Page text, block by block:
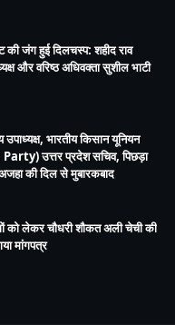
की जंग हुई दिलचस्प: शहीद राव
और वरिष्ठ अधिवक्ता सुशील भाटी
भारतीय किसान यूनियन
उत्तर प्रदेश सचिव, पिछड़ा
की दिल से मुबारकबाद
को लेकर चौधरी शौकत अली चेची की
मांगपत्र